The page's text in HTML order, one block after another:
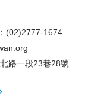
(02)2777-1674
路一段23巷28號